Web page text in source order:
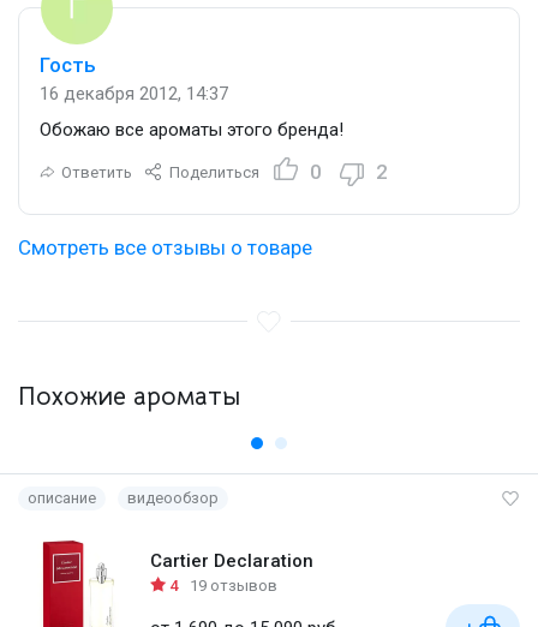
Гость
16 декабря 2012, 14:37
Обожаю все ароматы этого бренда!
Ответить Поделиться 0 2
Смотреть все отзывы о товаре
Похожие ароматы
описание видеообзор
Cartier Declaration
4 19 отзывов